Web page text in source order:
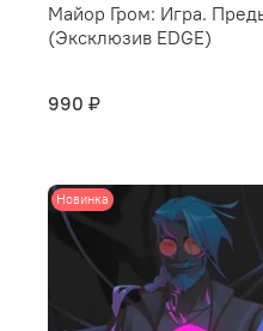
Майор Гром: Игра.
(Эксклюзив EDGE)
990 ₽
Новинка